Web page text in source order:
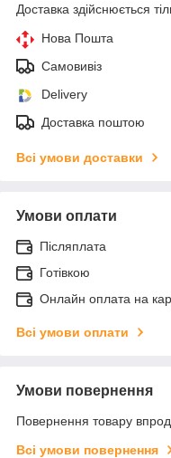
Доставка здійснюється
Нова Пошта
Самовивіз
Delivery
Доставка поштою
Всі умови доставки
Умови оплати
Післяплата
Готівкою
Онлайн оплата на
Всі умови оплати
Умови повернення
Повернення товару
Всі умови повернення